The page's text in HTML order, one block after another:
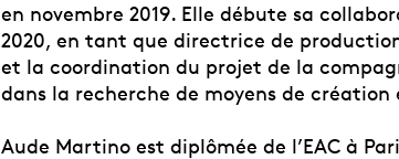
en novembre 2019. Elle débute sa
2020, en tant que directrice de
et la coordination du projet de la
dans la recherche de moyens de
Aude Martino est diplômée de l’EAC à